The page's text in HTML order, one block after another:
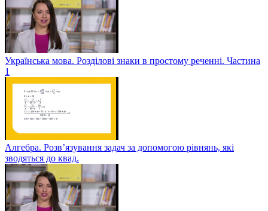
Українська мова. Розділові знаки в простому реченні. Частина
1
Алгебра. Розв’язування задач за допомогою рівнянь, які
зводяться до квад.